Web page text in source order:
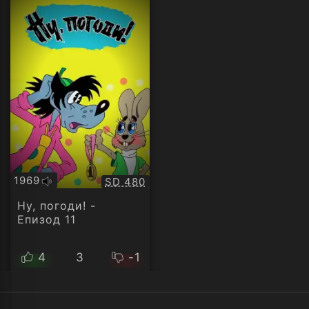
1969
Оригинално
аудио
Качество:
SD 480
Ну, погоди! -
Епизод 11
4 3 -1